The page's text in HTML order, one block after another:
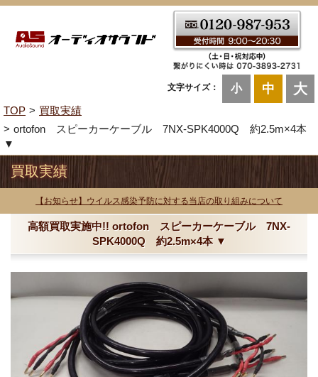
文字サイズ： 小 中 大
TOP
買取実績
ortofon スピーカーケーブル 7NX-SPK4000Q 約2.5m×4本
▼
買取実績
【お知らせ】ウイルス感染予防に対する当店の取り組みについて
高額買取実施中!! ortofon スピーカーケーブル 7NX-
SPK4000Q 約2.5m×4本 ▼